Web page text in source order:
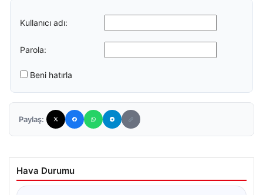
Kullanıcı adı:
Parola:
Beni hatırla
Paylaş:
Hava Durumu